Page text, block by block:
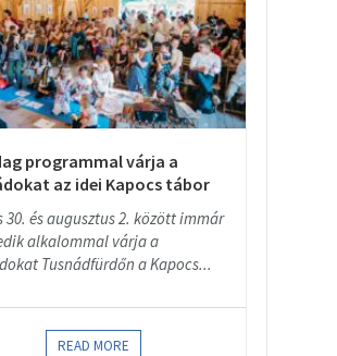
programmal várja a
az idei Kapocs tábor
30. és augusztus 2. között immár
alkalommal várja a
Tusnádfürdőn a Kapocs...
READ MORE